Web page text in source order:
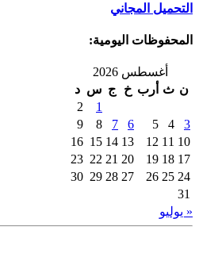
التحميل المجاني
المحفوظات اليومية:
أغسطس 2026
ن ث أرب خ ج س د
1
2
3
4
5
6
7
8
9
10
11
12
13
14
15
16
17
18
19
20
21
22
23
24
25
26
27
28
29
30
31
« يوليو